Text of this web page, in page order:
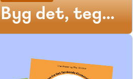
Byg det, tegn
det, regn det!